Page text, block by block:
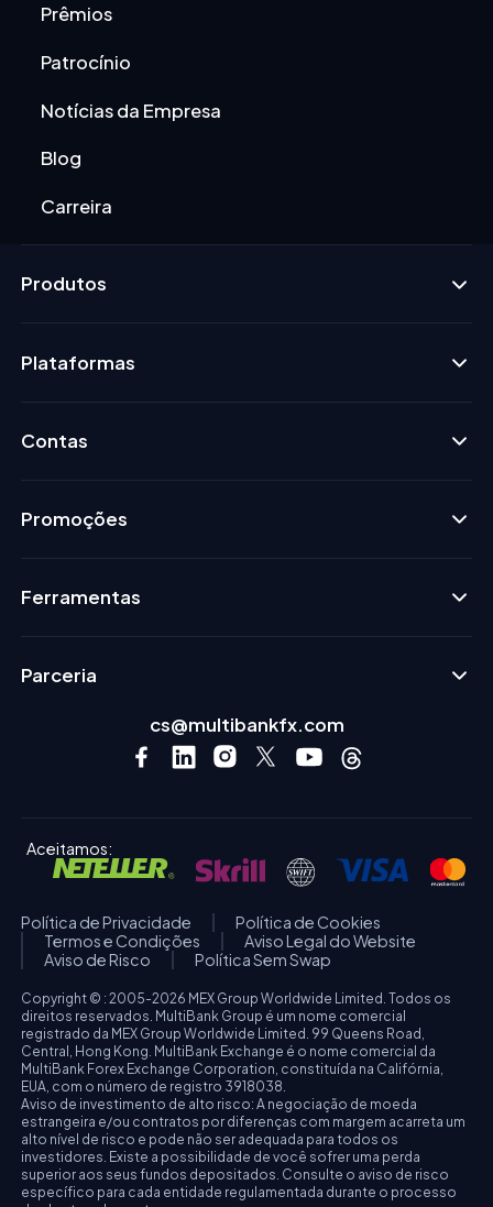
Prêmios
Patrocínio
Notícias da Empresa
Blog
Carreira
Produtos
Plataformas
Contas
Promoções
Ferramentas
Parceria
cs@multibankfx.com
Aceitamos:
Política de Privacidade
Política de Cookies
Termos e Condições
Aviso Legal do Website
Aviso de Risco
Política Sem Swap
Copyright © : 2005-2026 MEX Group Worldwide Limited. Todos os
direitos reservados. MultiBank Group é um nome comercial
registrado da MEX Group Worldwide Limited. 99 Queens Road,
Central, Hong Kong. MultiBank Exchange é o nome comercial da
MultiBank Forex Exchange Corporation, constituída na Califórnia,
EUA, com o número de registro 3918038.
Aviso de investimento de alto risco: A negociação de moeda
estrangeira e/ou contratos por diferenças com margem acarreta um
alto nível de risco e pode não ser adequada para todos os
investidores. Existe a possibilidade de você sofrer uma perda
superior aos seus fundos depositados. Consulte o aviso de risco
específico para cada entidade regulamentada durante o processo